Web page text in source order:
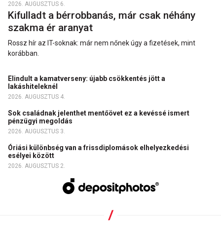
2026. AUGUSZTUS 6.
Kifulladt a bérrobbanás, már csak néhány
szakma ér aranyat
Rossz hír az IT-soknak: már nem nőnek úgy a fizetések, mint
korábban.
Elindult a kamatverseny: újabb csökkentés jött a
lakáshiteleknél
2026. AUGUSZTUS 4.
Sok családnak jelenthet mentőövet ez a kevéssé ismert
pénzügyi megoldás
2026. AUGUSZTUS 3.
Óriási különbség van a frissdiplomások elhelyezkedési
esélyei között
2026. AUGUSZTUS 2.